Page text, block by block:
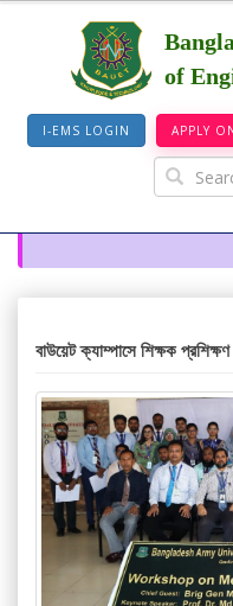
of
I-EMS LOGIN APPLY
বাউয়েট ক্যাম্পাসে শিক্ষক